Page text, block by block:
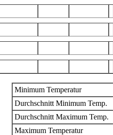
Minimum Temperatur
Durchschnitt Minimum Temp.
Durchschnitt Maximum Temp.
Maximum Temperatur